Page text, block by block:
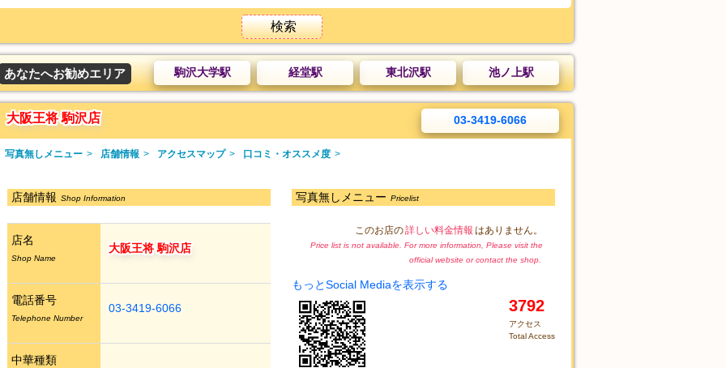
検索
あなたへお勧めエリア 池ノ上駅
東北沢駅
経堂駅
駒沢大学駅
大阪王将 駒沢店 03-3419-6066
写真無しメニュー > 店舗情報 > アクセスマップ > 口コミ・オススメ度 >
写真無しメニュー Pricelist
このお店の詳しい料金情報 はありません。
Price list is not available. For more information, Please visit the
official website or contact the shop.
もっとSocial Mediaを表示する
3792
アクセス
Total Access
店舗情報 Shop Information
店名
Shop Name
大阪王将 駒沢店
電話番号
Telephone Number
03-3419-6066
中華種類